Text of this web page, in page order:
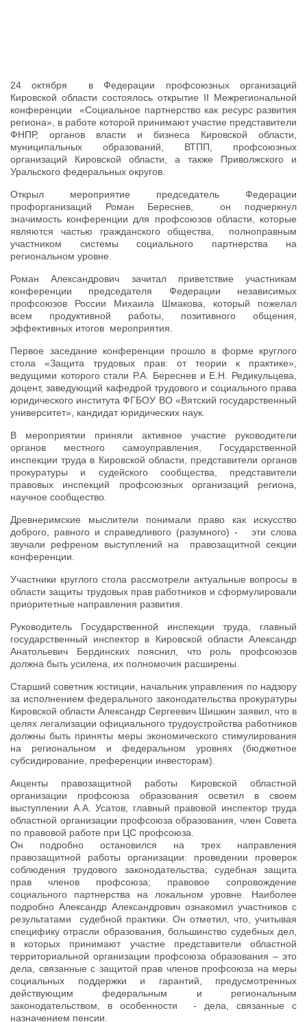
24 октября в Федерации профсоюзных организаций
Кировской области состоялось открытие II Межрегиональной
конференции «Социальное партнерство как ресурс развития
региона», в работе которой принимают участие представители
ФНПР, органов власти и бизнеса Кировской области,
муниципальных образований, ВТПП, профсоюзных
организаций Кировской области, а также Приволжского и
Уральского федеральных округов.
Открыл мероприятие председатель Федерации
профорганизаций Роман Береснев, он подчеркнул
значимость конференции для профсоюзов области, которые
являются частью гражданского общества, полноправным
участником системы социального партнерства на
региональном уровне.
Роман Александрович зачитал приветствие участникам
конференции председателя Федерации независимых
профсоюзов России Михаила Шмакова, который пожелал
всем продуктивной работы, позитивного общения,
эффективных итогов мероприятия.
Первое заседание конференции прошло в форме круглого
стола «Защита трудовых прав: от теории к практике»,
ведущими которого стали Р.А. Береснев и Е.Н. Редикульцева,
доцент, заведующий кафедрой трудового и социального права
юридического института ФГБОУ ВО «Вятский государственный
университет», кандидат юридических наук.
В мероприятии приняли активное участие руководители
органов местного самоуправления, Государственной
инспекции труда в Кировской области, представители органов
прокуратуры и судейского сообщества, представители
правовых инспекций профсоюзных организаций региона,
научное сообщество.
Древнеримские мыслители понимали право как искусство
доброго, равного и справедливого (разумного) - эти слова
звучали рефреном выступлений на правозащитной секции
конференции.
Участники круглого стола рассмотрели актуальные вопросы в
области защиты трудовых прав работников и сформулировали
приоритетные направления развития.
Руководитель Государственной инспекции труда, главный
государственный инспектор в Кировской области Александр
Анатольевич Бердинских пояснил, что роль профсоюзов
должна быть усилена, их полномочия расширены.
Старший советник юстиции, начальник управления по надзору
за исполнением федерального законодательства прокуратуры
Кировской области Александр Сергеевич Шишкин заявил, что в
целях легализации официального трудоустройства работников
должны быть приняты меры экономического стимулирования
на региональном и федеральном уровнях (бюджетное
субсидирование, преференции инвесторам).
Акценты правозащитной работы Кировской областной
организации профсоюза образования осветил в своем
выступлении А.А. Усатов, главный правовой инспектор труда
областной организации профсоюза образования, член Совета
по правовой работе при ЦС профсоюза.
Он подробно остановился на трех направления
правозащитной работы организации: проведении проверок
соблюдения трудового законодательства; судебная защита
прав членов профсоюза; правовое сопровождение
социального партнерства на локальном уровне. Наиболее
подробно Александр Александрович ознакомил участников с
результатами судебной практики. Он отметил, что, учитывая
специфику отрасли образования, большинство судебных дел,
в которых принимают участие представители областной
территориальной организации профсоюза образования – это
дела, связанные с защитой прав членов профсоюза на меры
социальных поддержки и гарантий, предусмотренных
действующим федеральным и региональным
законодательством, в особенности - дела, связанные с
назначением пенсии.